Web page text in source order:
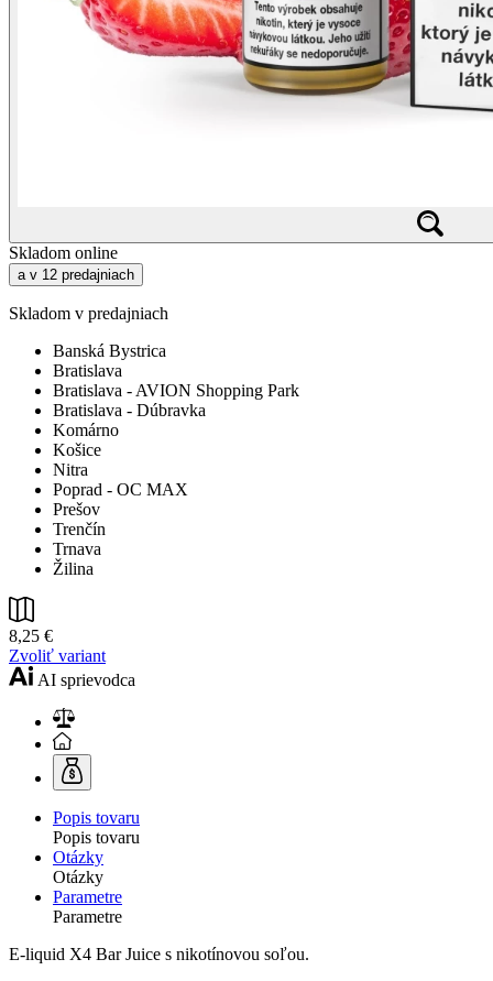
Skladom online
a v 12 predajniach
Skladom v predajniach
Banská Bystrica
Bratislava
Bratislava - AVION Shopping Park
Bratislava - Dúbravka
Komárno
Košice
Nitra
Poprad - OC MAX
Prešov
Trenčín
Trnava
Žilina
8,25 €
Zvoliť variant
AI sprievodca
Popis tovaru
Popis tovaru
Otázky
Otázky
Parametre
Parametre
E-liquid X4 Bar Juice s nikotínovou soľou.